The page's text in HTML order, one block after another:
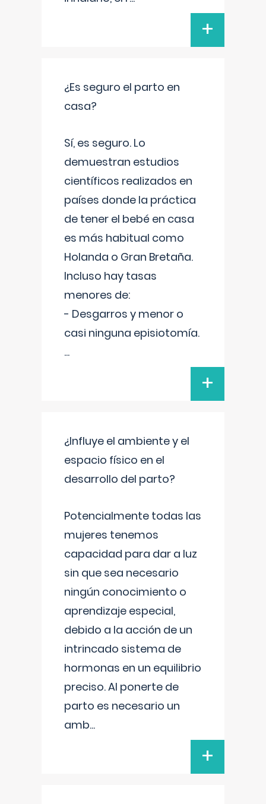
+
¿Es seguro el parto en
casa?
Sí, es seguro. Lo
demuestran estudios
científicos realizados en
países donde la práctica
de tener el bebé en casa
es más habitual como
Holanda o Gran Bretaña.
Incluso hay tasas
menores de:
- Desgarros y menor o
casi ninguna episiotomía.
...
+
¿Influye el ambiente y el
espacio físico en el
desarrollo del parto?
Potencialmente todas las
mujeres tenemos
capacidad para dar a luz
sin que sea necesario
ningún conocimiento o
aprendizaje especial,
debido a la acción de un
intrincado sistema de
hormonas en un equilibrio
preciso. Al ponerte de
parto es necesario un
amb...
+